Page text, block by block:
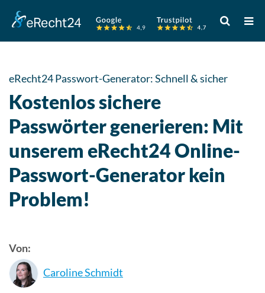
Verwende
die
Pfeile
oben
um
das
verfügbare
Ergebnis
eRecht24 Passwort-Generator: Schnell & sicher
Kostenlos sichere
Passwörter generieren: Mit
unserem eRecht24 Online-
Passwort-Generator kein
Problem!
Von:
Caroline Schmidt